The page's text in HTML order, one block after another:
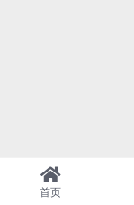
首页